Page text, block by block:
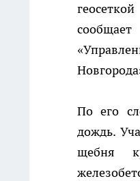
По его
дождь.
щебня